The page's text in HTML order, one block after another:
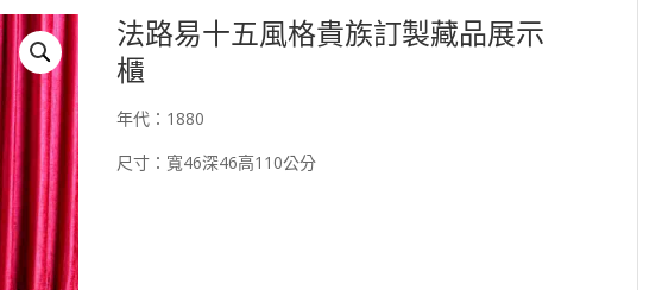
法路易十五風格貴族訂製藏品展示
櫃
年代：1880
尺寸：寬46深46高110公分